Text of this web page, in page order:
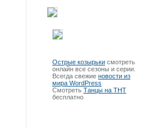
Острые козырьки смотреть
онлайн все сезоны и серии.
Всегда свежие новости из
мира WordPress
Смотреть Танцы на ТНТ
бесплатно